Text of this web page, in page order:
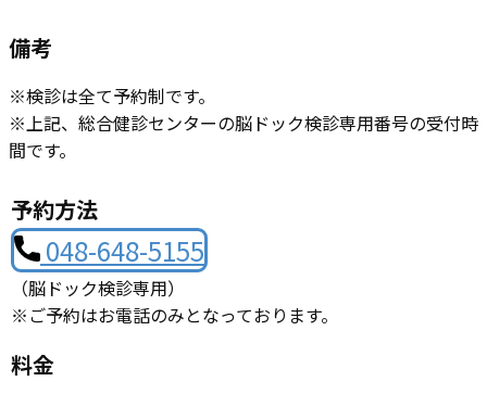
備考
※​検診は全て予約制です。
※上記、総合健診センターの脳ドック検診専用番号の受付時
間です。
予約方法
048-648-5155
（脳ドック検診専用）
※ご予約はお電話のみとなっております。
料金